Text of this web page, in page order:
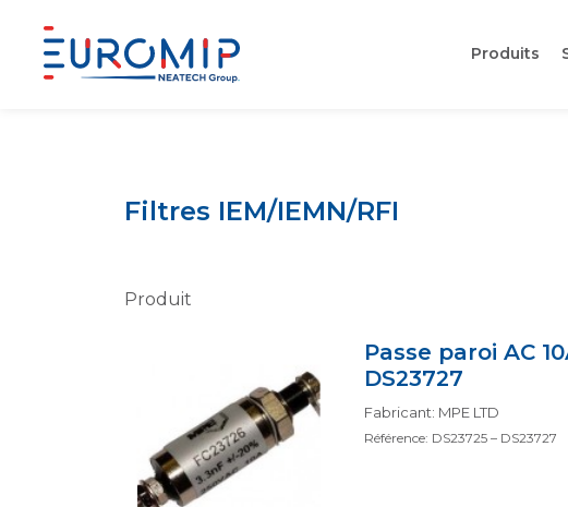
Produits
Filtres IEM/IEMN/RFI
Produit
Passe paroi AC
DS23727
Fabricant: MPE LTD
Référence: DS23725 – DS23727